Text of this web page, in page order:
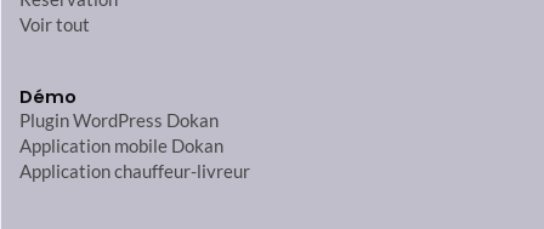
Voir tout
Démo
Plugin WordPress Dokan
Application mobile Dokan
Application chauffeur-livreur